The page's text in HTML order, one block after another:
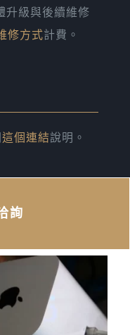
升級與後續維修
修方式計費。
這個連結說明。
詢
其他周邊調